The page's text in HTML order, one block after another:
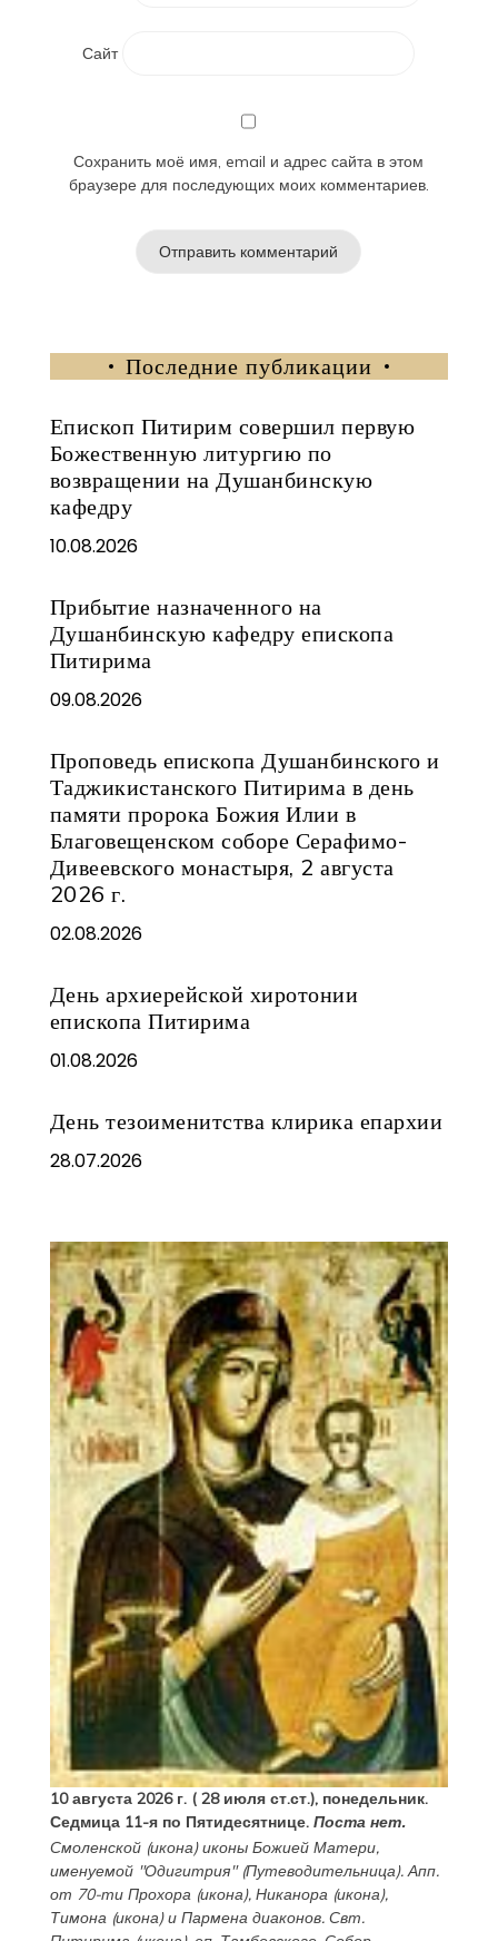
Сайт
Сохранить моё имя, email и адрес сайта в этом
браузере для последующих моих комментариев.
Последние публикации
Епископ Питирим совершил первую
Божественную литургию по
возвращении на Душанбинскую
кафедру
10.08.2026
Прибытие назначенного на
Душанбинскую кафедру епископа
Питирима
09.08.2026
Проповедь епископа Душанбинского и
Таджикистанского Питирима в день
памяти пророка Божия Илии в
Благовещенском соборе Серафимо-
Дивеевского монастыря, 2 августа
2026 г.
02.08.2026
День архиерейской хиротонии
епископа Питирима
01.08.2026
День тезоименитства клирика епархии
28.07.2026
10 августа 2026 г. ( 28 июля ст.ст.), понедельник.
Седмица 11-я по Пятидесятнице. Поста нет.
Смоленской(икона) иконы Божией Матери,
именуемой "Одигитрия" (Путеводительница). Апп.
от 70-ти Прохора(икона), Никанора(икона),
Тимона(икона) и Парменадиаконов. Свт.